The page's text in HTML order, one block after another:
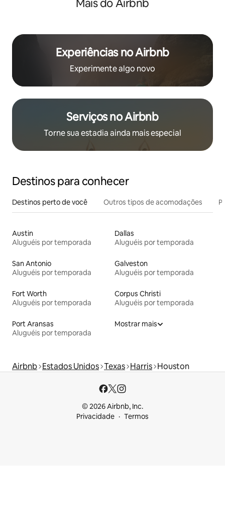
Mais do Airbnb
Experiências no Airbnb
Experimente algo novo
Serviços no Airbnb
Torne sua estadia ainda mais especial
Destinos para conhecer
Destinos perto de você Outros tipos de acomodações
Austin
Aluguéis por temporada
Dallas
Aluguéis por temporada
San Antonio
Aluguéis por temporada
Galveston
Aluguéis por temporada
Fort Worth
Aluguéis por temporada
Corpus Christi
Aluguéis por temporada
Port Aransas
Aluguéis por temporada
Mostrar mais
Airbnb Estados Unidos Texas Harris Houston
© 2026 Airbnb, Inc.
Privacidade
Termos